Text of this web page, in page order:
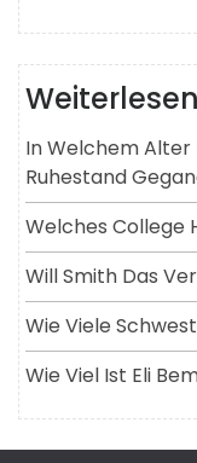
Weiterlesen
In Welchem ​​alter
Ruhestand
Welches College
Will Smith Das
Wie Viele
Wie Viel Ist Eli